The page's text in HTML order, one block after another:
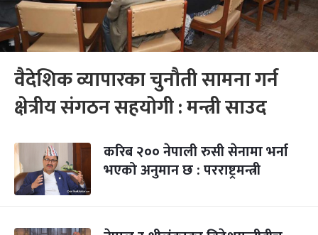
वैदेशिक व्यापारका चुनौती सामना गर्न
क्षेत्रीय संगठन सहयोगी : मन्त्री साउद
करिब २०० नेपाली रुसी सेनामा भर्ना
भएको अनुमान छ : परराष्ट्रमन्त्री